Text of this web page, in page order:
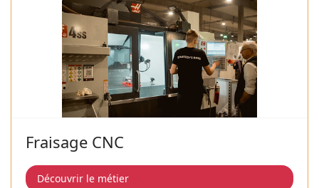
Fraisage CNC
Découvrir le métier